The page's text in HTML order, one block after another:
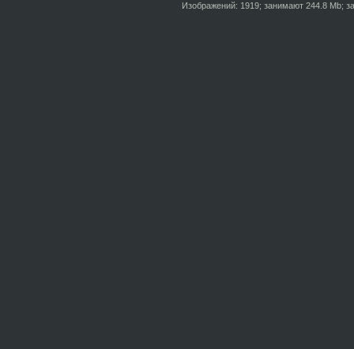
Изображений: 1919; занимают 244.8 Mb;